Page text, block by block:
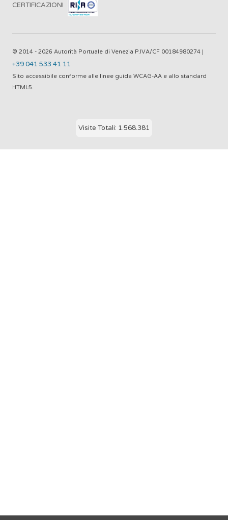
CERTIFICAZIONI
© 2014 - 2026 Autorità Portuale di Venezia P.IVA/CF 00184980274 |
+39 041 533 41 11
Sito accessibile conforme alle linee guida WCAG-AA e allo standard
HTML5.
Visite Totali: 1.568.381